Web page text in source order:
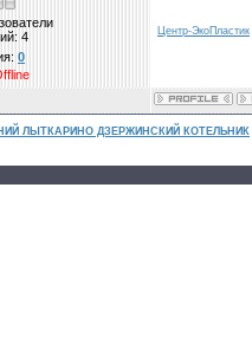
4
0
Центр-ЭкоПластик
ЛЫТКАРИНО ДЗЕРЖИНСКИЙ КОТЕЛЬНИК